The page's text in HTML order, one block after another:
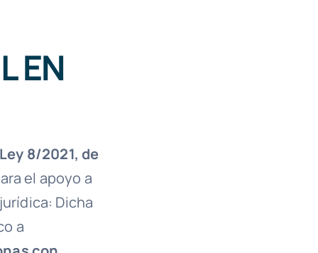
EN
Ley 8/2021, de
el apoyo a
Dicha
a